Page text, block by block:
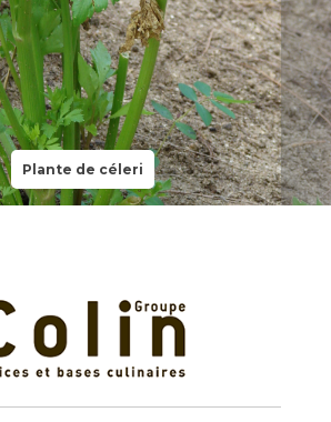
Plante de céleri